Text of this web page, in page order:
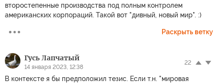
второстепенные производства под полным контролем
американских корпораций. Такой вот "дивный, новый мир". :)
Раскрыть ветку
Гусь Лапчатый
14 января 2023, 12:38
22
В контексте я бы предположил тезис. Если т.н. "мировая